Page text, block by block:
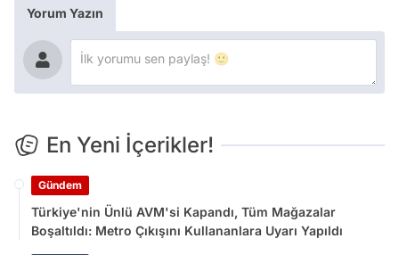
Yorum Yazın
En Yeni İçerikler!
Gündem
Türkiye'nin Ünlü AVM'si Kapandı, Tüm Mağazalar
Boşaltıldı: Metro Çıkışını Kullananlara Uyarı Yapıldı